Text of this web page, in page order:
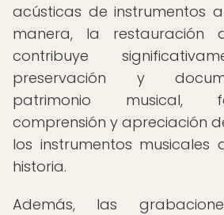
acústicas de instrumentos
manera, la restauración
contribuye
preservación y
patrimonio musical,
comprensión y apreciación
los instrumentos
historia.
Además, las